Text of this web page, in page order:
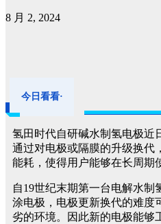
8 月 2, 2024
今日看看·
氢田时代自研碱水制氢电极近
通过对电极或隔膜的升级换代
能耗，使得用户能够在长周期
自19世纪末期第一台电解水
涂电极，电极更新换代的难度
劣的环境。因此新的电极能够